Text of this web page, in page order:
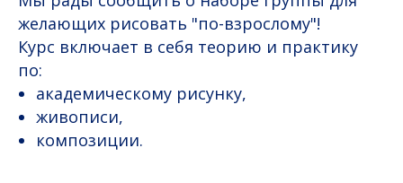
желающих рисовать "по-взрослому"!
Курс включает в себя теорию и практику
по:
академическому рисунку,
живописи,
композиции.